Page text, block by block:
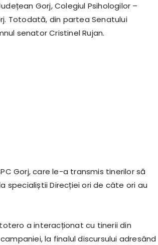
Gorj, Colegiul Psihologilor –
Totodată, din partea Senatului
senator Cristinel Rujan.
Gorj, care le-a transmis tinerilor să
specialiștii Direcției ori de câte ori au
a interacționat cu tinerii din
la finalul discursului adresând